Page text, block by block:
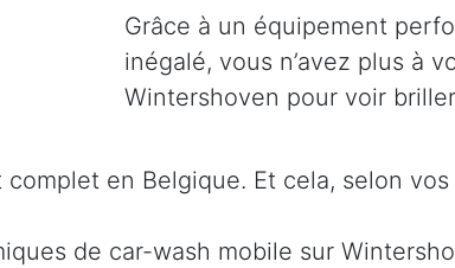
Grâce à un équipement
inégalé, vous n’avez plus à
Wintershoven pour voir
en Belgique. Et cela, selon
de car-wash mobile sur